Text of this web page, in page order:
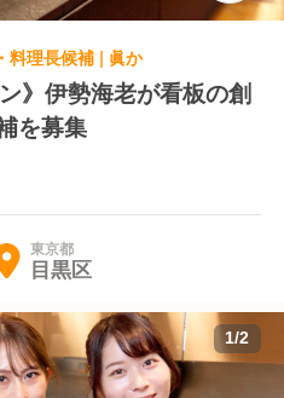
料理長候補 | 眞か
》伊勢海老が看板の創
を募集
東京都
目黒区
1/2